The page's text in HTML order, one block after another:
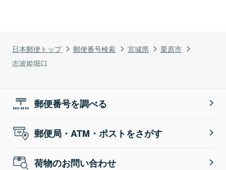
日本郵便トップ 郵便番号検索 宮城県
栗原市
志波姫堀口
郵便番号を調べる
郵便局・ATM・ポストをさがす
荷物のお問い合わせ